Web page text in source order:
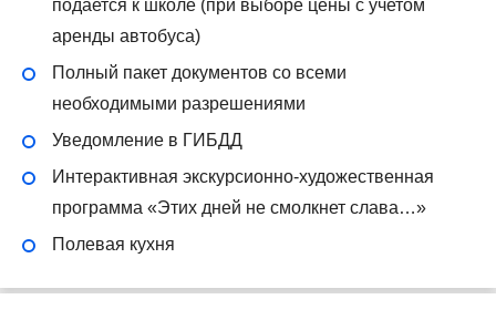
подается к школе (при выборе цены с учетом
аренды автобуса)
Полный пакет документов со всеми
необходимыми разрешениями
Уведомление в ГИБДД
Интерактивная экскурсионно-художественная
программа «Этих дней не смолкнет слава…»
Полевая кухня